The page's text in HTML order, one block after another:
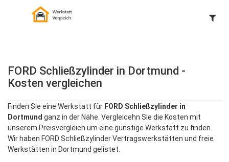
FORD Schließzylinder in Dortmund -
Kosten vergleichen
Finden Sie eine Werkstatt für FORD Schließzylinder in
Dortmund ganz in der Nähe. Vergleicehn Sie die Kosten mit
unserem Preisvergleich um eine günstige Werkstatt zu finden.
Wir haben FORD Schließzylinder Vertragswerkstätten und freie
Werkstätten in Dortmund gelistet.